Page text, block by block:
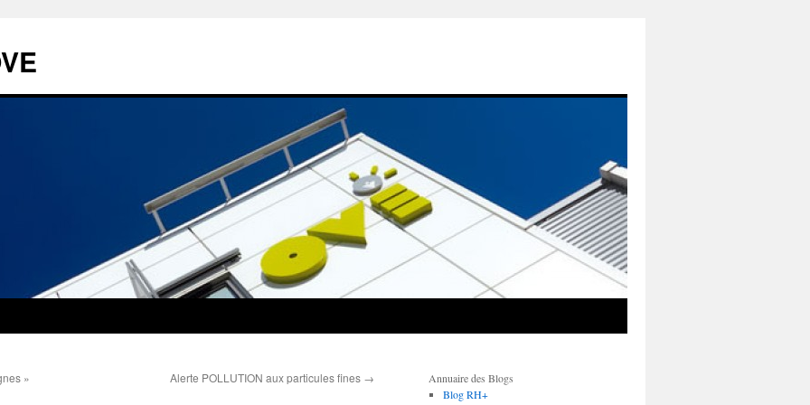
» Alerte POLLUTION aux particules fines →
Annuaire des Blogs
Blog RH+